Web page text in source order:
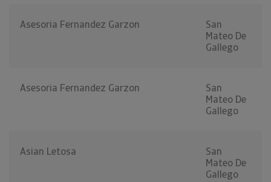
Asesoria Fernandez Garzon
San
Mateo De
Gallego
Asesoria Fernandez Garzon
San
Mateo De
Gallego
Asian Letosa
San
Mateo De
Gallego